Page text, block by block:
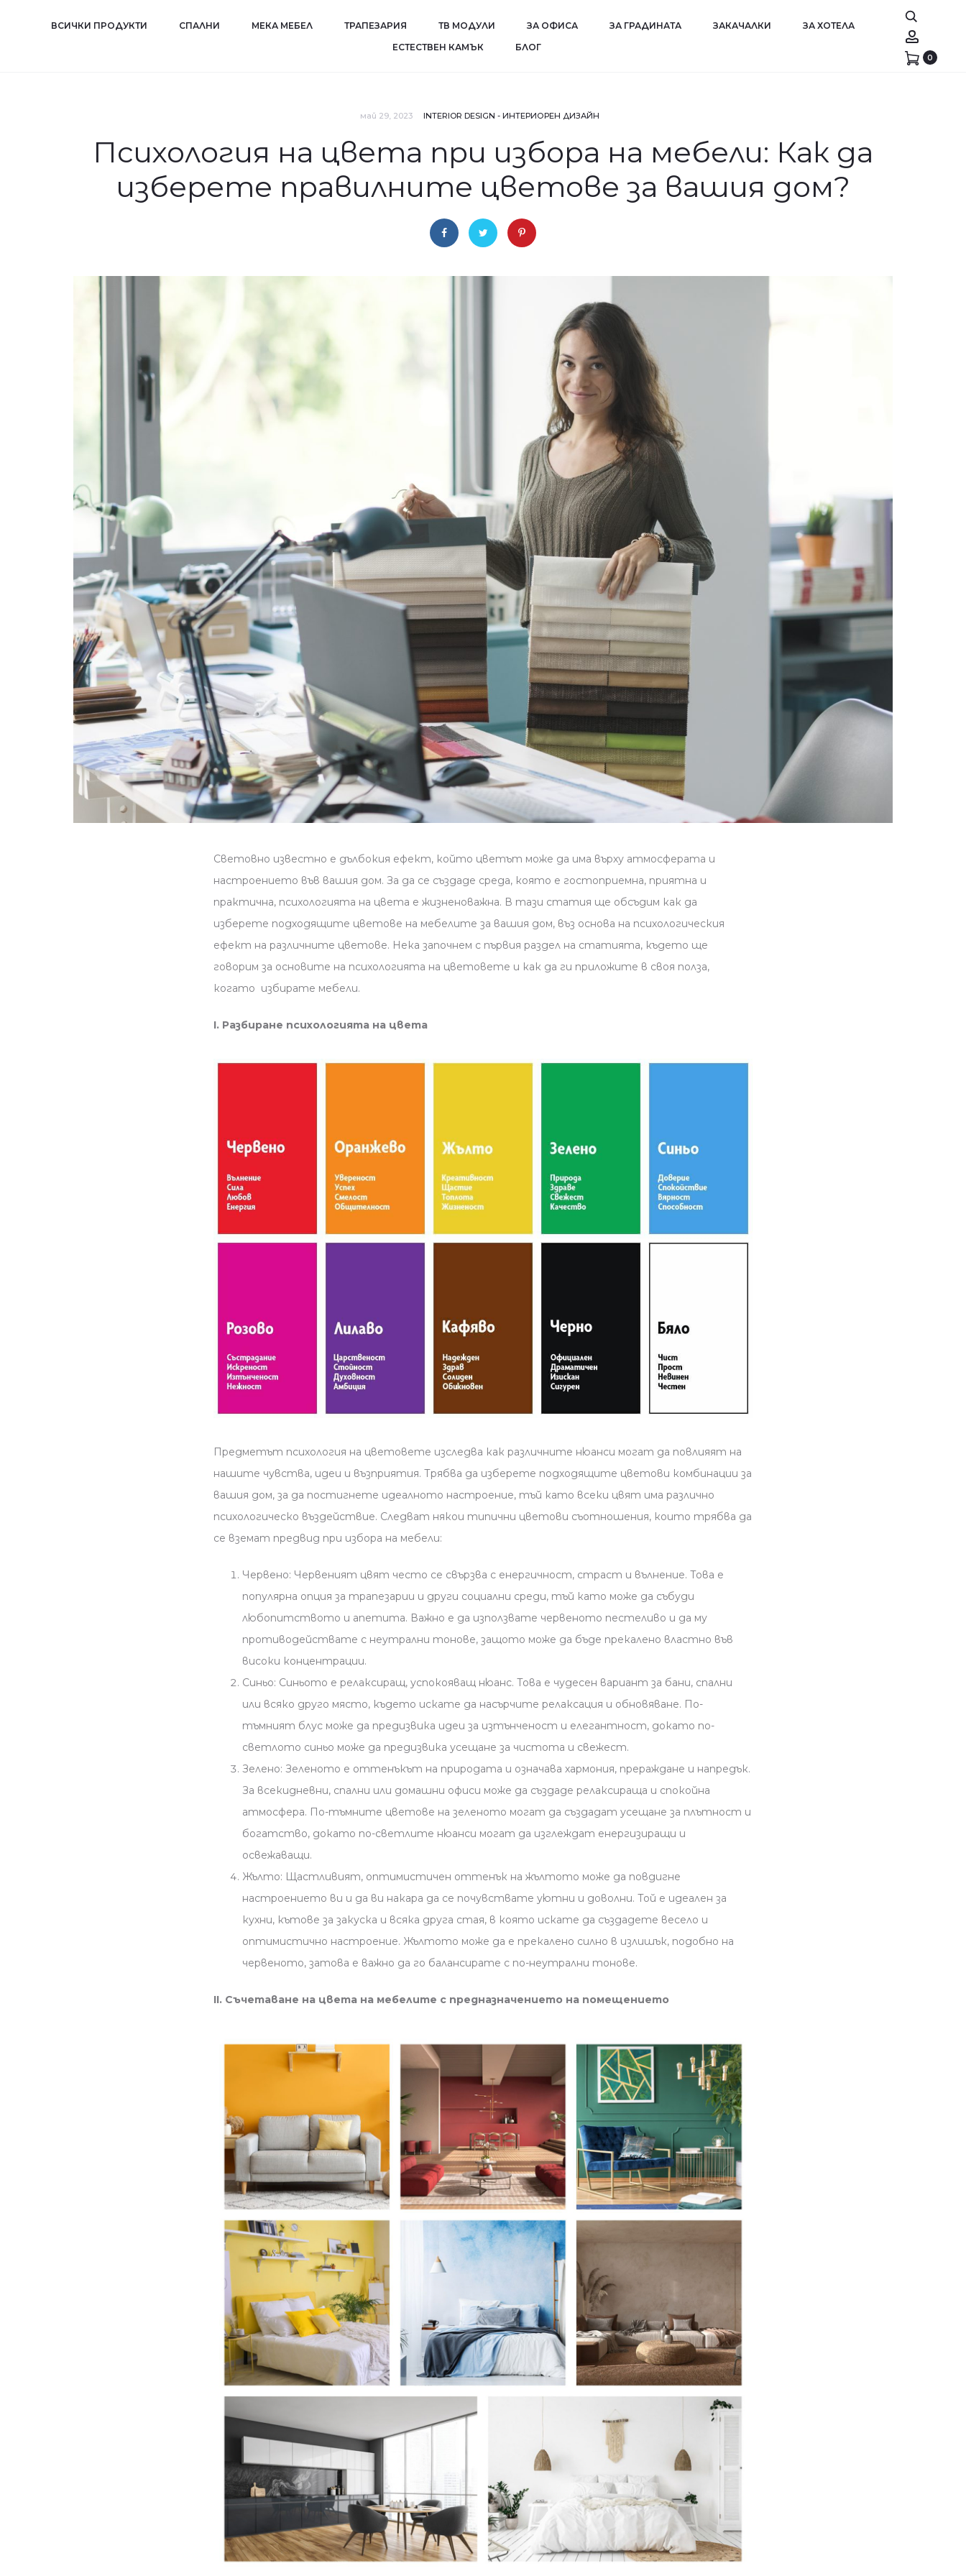
ВСИЧКИ ПРОДУКТИ СПАЛНИ МЕКА МЕБЕЛ ТРАПЕЗАРИЯ ТВ МОДУЛИ ЗА ОФИСА ЗА ГРАДИНАТА ЗАКАЧАЛКИ
ЗА ХОТЕЛА
EСТЕСТВЕН КАМЪК
БЛОГ
0
май 29, 2023 INTERIOR DESIGN - ИНТЕРИОРЕН ДИЗАЙН
Психология на цвета при избора на мебели: Как да
изберете правилните цветове за вашия дом?
Световно известно е дълбокия ефект, който цветът може да има върху атмосферата и
настроението във вашия дом. За да се създаде среда, която е гостоприемна, приятна и
практична, психологията на цвета е жизненоважна. В тази статия ще обсъдим как да
изберете подходящите цветове на мебелите за вашия дом, въз основа на психологическия
ефект на различните цветове. Нека започнем с първия раздел на статията, където ще
говорим за основите на психологията на цветовете и как да ги приложите в своя полза,
когато избирате мебели.
I. Разбиране психологията на цвета
Предметът психология на цветовете изследва как различните нюанси могат да повлияят на
нашите чувства, идеи и възприятия. Трябва да изберете подходящите цветови комбинации за
вашия дом, за да постигнете идеалното настроение, тъй като всеки цвят има различно
психологическо въздействие. Следват някои типични цветови съотношения, които трябва да
се вземат предвид при избора на мебели:
Червено: Червеният цвят често се свързва с енергичност, страст и вълнение. Това е
популярна опция за трапезарии и други социални среди, тъй като може да събуди
любопитството и апетита. Важно е да използвате червеното пестеливо и да му
противодействате с неутрални тонове, защото може да бъде прекалено властно във
високи концентрации.
Синьо: Синьото е релаксиращ, успокояващ нюанс. Това е чудесен вариант за бани, спални
или всяко друго място, където искате да насърчите релаксация и обновяване. По-
тъмният блус може да предизвика идеи за изтънченост и елегантност, докато по-
светлото синьо може да предизвика усещане за чистота и свежест.
Зелено: Зеленото е оттенъкът на природата и означава хармония, прераждане и напредък.
За всекидневни, спални или домашни офиси може да създаде релаксираща и спокойна
атмосфера. По-тъмните цветове на зеленото могат да създадат усещане за плътност и
богатство, докато по-светлите нюанси могат да изглеждат енергизиращи и
освежаващи.
Жълто: Щастливият, оптимистичен оттенък на жълтото може да повдигне
настроението ви и да ви накара да се почувствате уютни и доволни. Той е идеален за
кухни, кътове за закуска и всяка друга стая, в която искате да създадете весело и
оптимистично настроение. Жълтото може да е прекалено силно в излишък, подобно на
червеното, затова е важно да го балансирате с по-неутрални тонове.
II. Съчетаване на цвета на мебелите с предназначението на помещението